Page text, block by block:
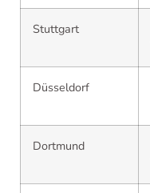
Stuttgart
Düsseldorf
Dortmund